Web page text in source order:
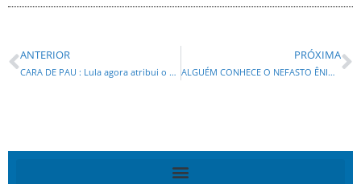
ANTERIOR
CARA DE PAU : Lula agora atribui o desemprego a Moro, juiz do petrolão
PRÓXIMA
ALGUÉM CONHECE O NEFASTO ÊNIO VERRI? Bakri enquadra Verri e PT…